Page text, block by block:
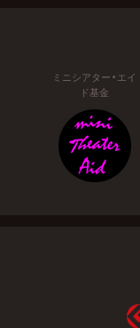
ミニシアター・エイ
ド基金